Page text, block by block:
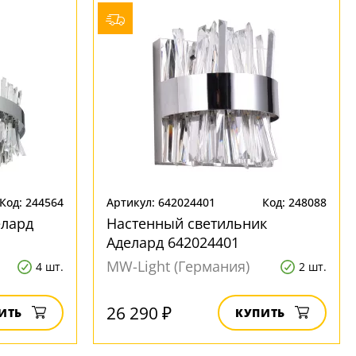
Код: 244564
4 шт.
Артикул: 642024401 Код: 248088
Настенный светильник
Аделард 642024401
MW-Light (Германия)
2 шт.
26 290 ₽ КУПИТЬ